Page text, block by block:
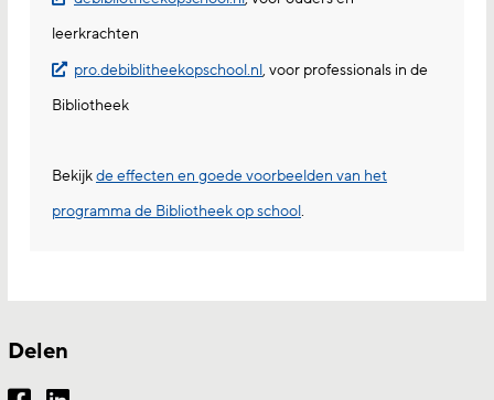
leerkrachten
pro.debiblitheekopschool.nl, voor professionals in de
Bibliotheek
Bekijkde effecten en goede voorbeelden van het
programma de Bibliotheek op school.
Delen